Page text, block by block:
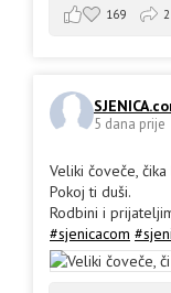
169 2
5 dana prije
Veliki čoveče,
Pokoj ti duši.
Rodbini i
#sjenicacom